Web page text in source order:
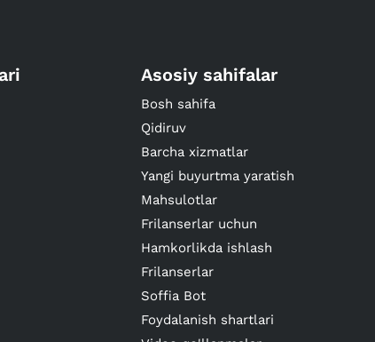
Asosiy sahifalar
Bosh sahifa
Qidiruv
Barcha xizmatlar
Yangi buyurtma yaratish
Mahsulotlar
Frilanserlar uchun
Hamkorlikda ishlash
Frilanserlar
Soffia Bot
Foydalanish shartlari